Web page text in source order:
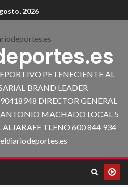
2026
PETENECIENTE AL
BRAND LEADER
DIRECTOR GENERAL
ANTONIO MACHADO LOCAL 5
TLFNO 600 844 934